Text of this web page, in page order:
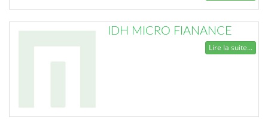
IDH MICRO FIANANCE
Lire la suite...